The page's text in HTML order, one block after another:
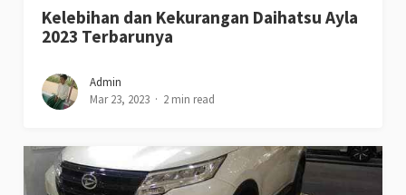
Kelebihan dan Kekurangan Daihatsu Ayla
2023 Terbarunya
Admin
Mar 23, 2023
2 min read